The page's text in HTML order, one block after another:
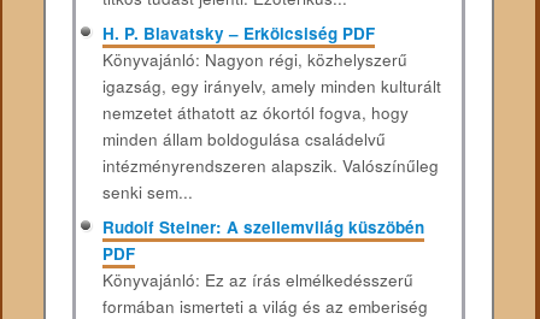
H. P. Blavatsky – Erkölcsiség PDF
Könyvajánló: Nagyon régi, közhelyszerű
igazság, egy irányelv, amely minden kulturált
nemzetet áthatott az ókortól fogva, hogy
minden állam boldogulása családelvű
intézményrendszeren alapszik. Valószínűleg
senki sem...
Rudolf Steiner: A szellemvilág küszöbén
PDF
Könyvajánló: Ez az írás elmélkedésszerű
formában ismerteti a világ és az emberiség